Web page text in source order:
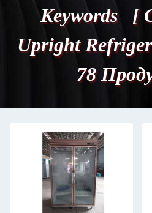
Keywords [
Upright
78